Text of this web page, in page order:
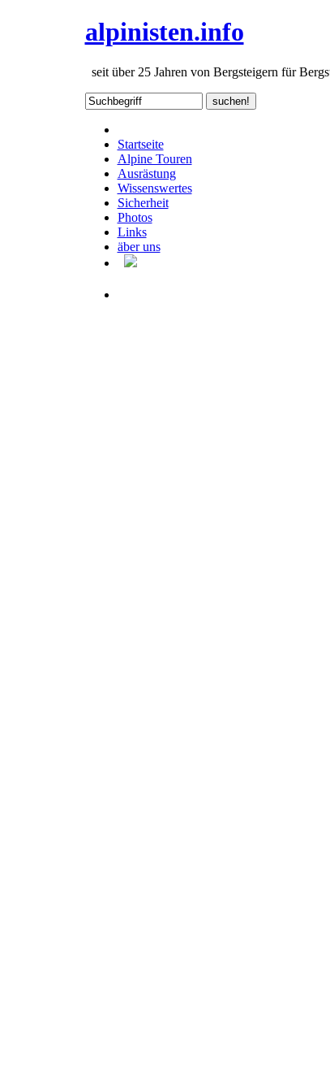
alpinisten.info
seit über 25 Jahren von Bergsteigern für
Startseite
Alpine Touren
Ausrästung
Wissenswertes
Sicherheit
Photos
Links
äber uns